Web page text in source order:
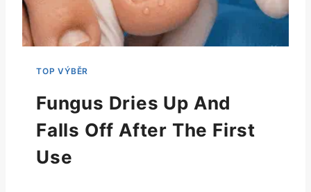
Fungus Dries Up And
Falls Off After The First
Use